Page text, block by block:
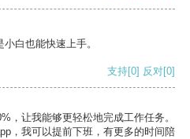
白也能快速上手。
支持[0] 反对[0]
，让我能够更轻松地完成工作任务。
，我可以提前下班，有更多的时间陪